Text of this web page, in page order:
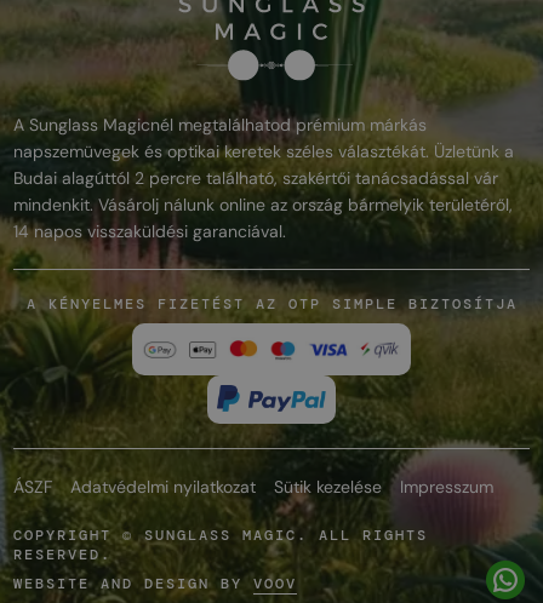
A Sunglass Magicnél megtalálhatod prémium márkás
napszemüvegek és optikai keretek széles választékát. Üzletünk a
Budai alagúttól 2 percre található, szakértői tanácsadással vár
mindenkit. Vásárolj nálunk online az ország bármelyik területéről,
14 napos visszaküldési garanciával.
A KÉNYELMES FIZETÉST AZ OTP SIMPLE BIZTOSÍTJA
ÁSZF Adatvédelmi nyilatkozat Sütik kezelése Impresszum
COPYRIGHT © SUNGLASS MAGIC. ALL RIGHTS
RESERVED.
WEBSITE AND DESIGN BY VOOV